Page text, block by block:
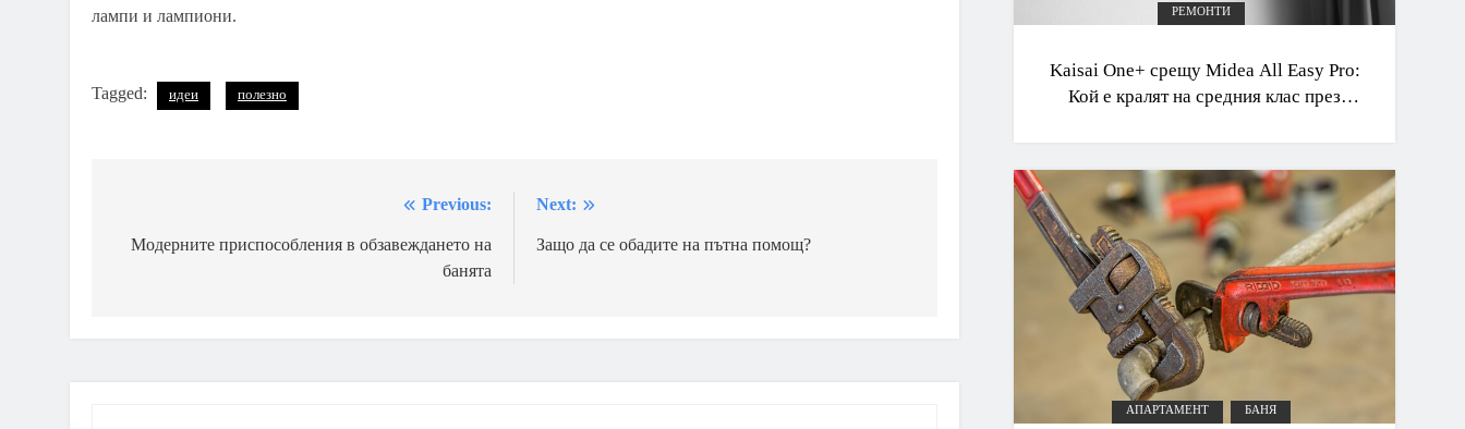
лампи и лампиони.
Tagged: идеи полезно
Previous:
Модерните приспособления в обзавеждането на
банята
Next:
Защо да се обадите на пътна помощ?
РЕМОНТИ
Kaisai One+ срещу Midea All Easy Pro:
Кой е кралят на средния клас през
АПАРТАМЕНТ БАНЯ